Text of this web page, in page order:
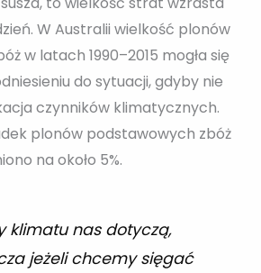
W Australii wielkość plonów
w latach 1990–2015 mogła się
do sytuacji, gdyby nie
czynników klimatycznych.
plonów podstawowych zbóż
na około 5%.
klimatu nas dotyczą,
jeżeli chcemy sięgać